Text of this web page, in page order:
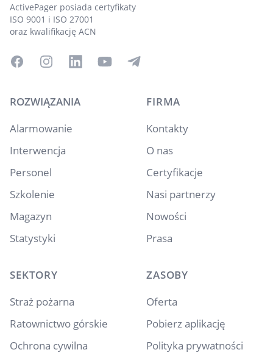
ActivePager posiada certyfikaty
ISO 9001 i ISO 27001
oraz kwalifikację ACN
FacebookInstagramLinkedInYouTubeTelegram
ROZWIĄZANIA
Alarmowanie
Interwencja
Personel
Szkolenie
Magazyn
Statystyki
SEKTORY
Straż pożarna
Ratownictwo górskie
Ochrona cywilna
FIRMA
Kontakty
O nas
Certyfikacje
Nasi partnerzy
Nowości
Prasa
ZASOBY
Oferta
Pobierz aplikację
Polityka prywatności